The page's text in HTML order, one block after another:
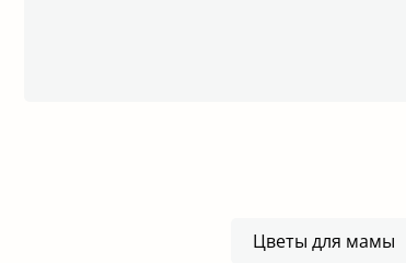
Цветы для мамы